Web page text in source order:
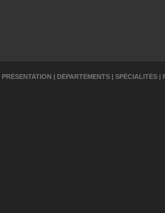
PRÉSENTATION | DÉPARTEMENTS | SPÉCIALITÉS |